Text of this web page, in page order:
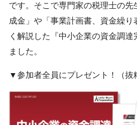
です。そこで専門家の税理士の
成金」や「事業計画書、資金繰
く解説した『中小企業の資金調
ました。
▼参加者全員にプレゼント！（抜